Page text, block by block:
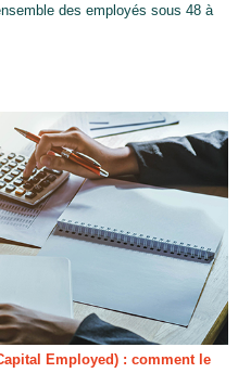
des employés sous 48 à
Employed) : comment le